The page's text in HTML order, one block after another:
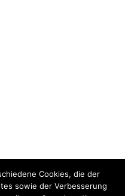
Cookies, die der
sowie der Verbesserung